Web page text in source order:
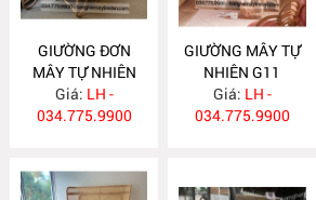
GIƯỜNG ĐƠN
MÂY TỰ NHIÊN
G12
Giá: LH -
034.775.9900
GIƯỜNG MÂY TỰ
NHIÊN G11
Giá: LH -
034.775.9900